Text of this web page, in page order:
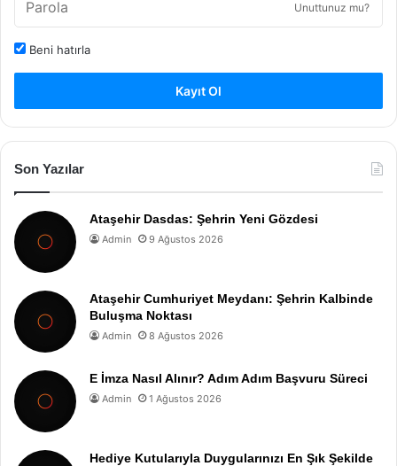
Unuttunuz mu?
Beni hatırla
Kayıt Ol
Son Yazılar
Ataşehir Dasdas: Şehrin Yeni Gözdesi
Admin 9 Ağustos 2026
Ataşehir Cumhuriyet Meydanı: Şehrin Kalbinde
Buluşma Noktası
Admin 8 Ağustos 2026
E İmza Nasıl Alınır? Adım Adım Başvuru Süreci
Admin 1 Ağustos 2026
Hediye Kutularıyla Duygularınızı En Şık Şekilde